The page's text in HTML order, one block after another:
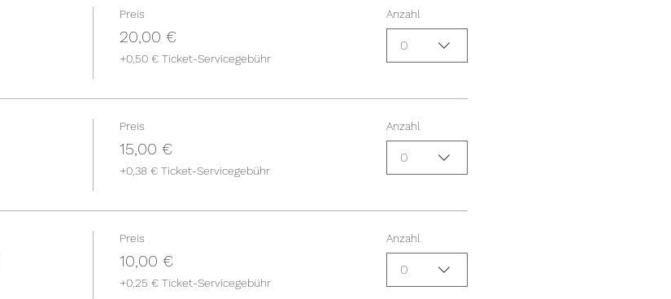
Preis
20,00 €
+0,50 € Ticket-Servicegebühr
Anzahl
0
Preis
15,00 €
+0,38 € Ticket-Servicegebühr
Anzahl
0
Preis
10,00 €
+0,25 € Ticket-Servicegebühr
Anzahl
0